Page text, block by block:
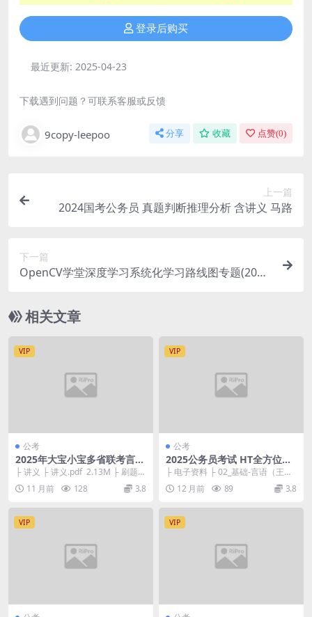
登录后购买
最近更新: 2025-04-23
下载遇到问题？可联系客服或反馈
9copy-leepoo 分享 收藏 点赞(0)
上一篇
2024国考公务员 真题判断推理分析 含讲义 马路
下一篇
OpenCV学堂深度学习系统化学习路线图专题(2023
相关文章
VIP
公考
2025年大宝小宝多省联考言语
新春刷题班
├ 讲义 ├ 讲义.pdf 2.13M ├ 刷题八
答案.docx 118.3...
11 月前 128 3.8
VIP
公考
2025公务员考试 HT全方位公
考铭师定制班
├ 电子资料 ├ 02_基础-言语（王春
雪老师）-03_3片段阅读-第一节主
旨概...12 月前 89 3.8
VIP VIP